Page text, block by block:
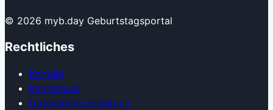
© 2026 myb.day Geburtstagsportal
Rechtliches
Kontakt
Impressum
Datenschutzerklärung